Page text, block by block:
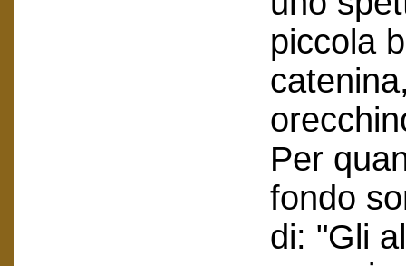
piccola
Per
fondo
di: "Gli